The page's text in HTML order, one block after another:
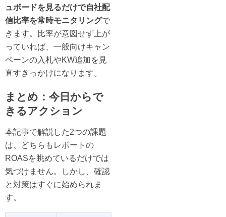
ュボードを見るだけで自社配
信比率を常時モニタリングで
きます。比率が意図せず上が
っていれば、一般向けキャン
ペーンの入札やKW追加を見
直すきっかけになります。
まとめ：今日からで
きるアクション
本記事で解説した2つの課題
は、どちらもレポートの
ROASを眺めているだけでは
気づけません。しかし、確認
と対策はすぐに始められま
す。